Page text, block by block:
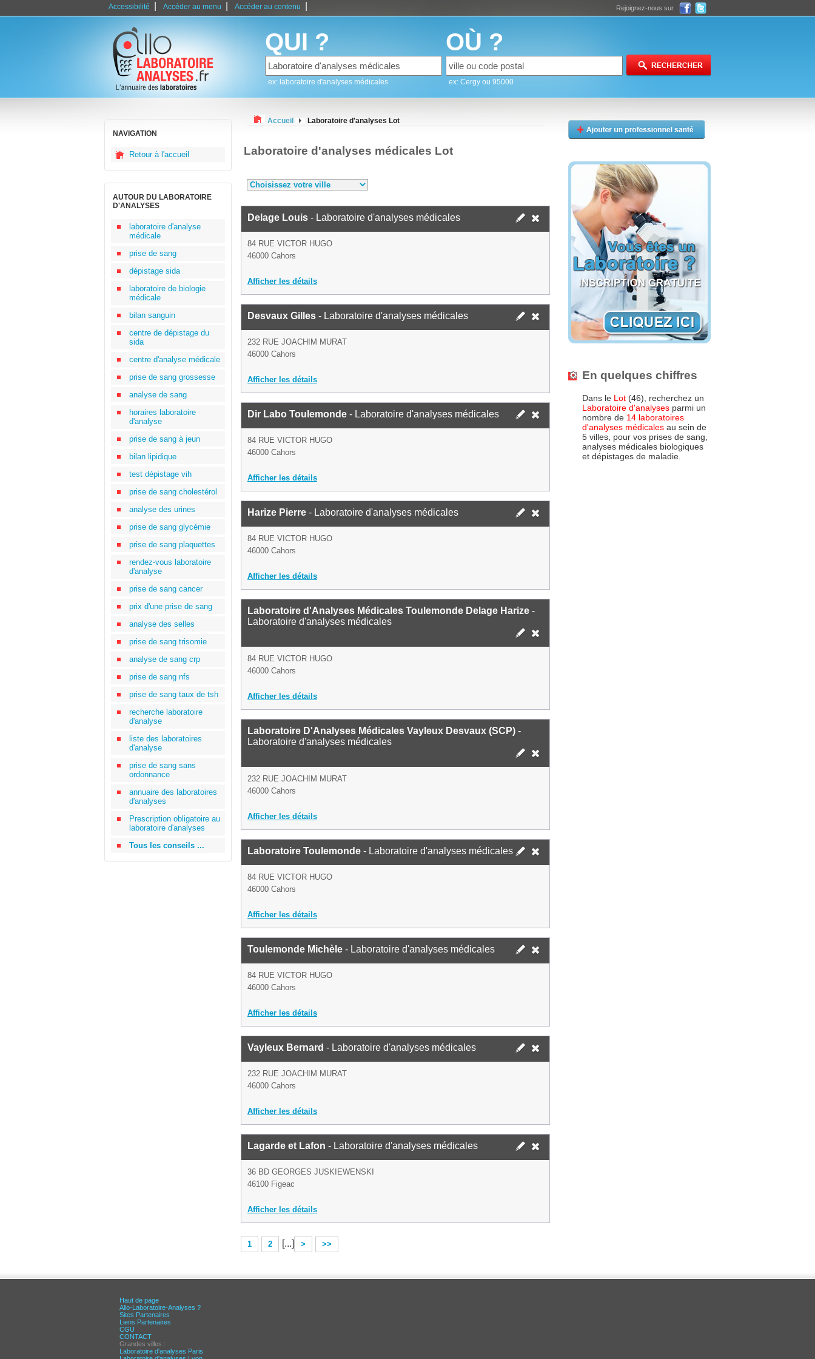
Accessibilité Accéder au menu Accéder au contenu Rejoignez-nous sur
QUI ?
ex: laboratoire d'analyses médicales
OÙ ?
ex: Cergy ou 95000
NAVIGATION
Retour à l'accueil
AUTOUR DU LABORATOIRE
D'ANALYSES
laboratoire d'analyse
médicale
prise de sang
dépistage sida
laboratoire de biologie
médicale
bilan sanguin
centre de dépistage du
sida
centre d'analyse médicale
prise de sang grossesse
analyse de sang
horaires laboratoire
d'analyse
prise de sang à jeun
bilan lipidique
test dépistage vih
prise de sang cholestérol
analyse des urines
prise de sang glycémie
prise de sang plaquettes
rendez-vous laboratoire
d'analyse
prise de sang cancer
prix d'une prise de sang
analyse des selles
prise de sang trisomie
analyse de sang crp
prise de sang nfs
prise de sang taux de tsh
recherche laboratoire
d'analyse
liste des laboratoires
d'analyse
prise de sang sans
ordonnance
annuaire des laboratoires
d'analyses
Prescription obligatoire au
laboratoire d'analyses
Tous les conseils ...
Accueil Laboratoire d'analyses Lot
Laboratoire d'analyses médicales Lot
Delage Louis - Laboratoire d'analyses médicales
84 RUE VICTOR HUGO
46000 Cahors
Afficher les détails
Desvaux Gilles - Laboratoire d'analyses médicales
232 RUE JOACHIM MURAT
46000 Cahors
Afficher les détails
Dir Labo Toulemonde - Laboratoire d'analyses médicales
84 RUE VICTOR HUGO
46000 Cahors
Afficher les détails
Harize Pierre - Laboratoire d'analyses médicales
84 RUE VICTOR HUGO
46000 Cahors
Afficher les détails
Laboratoire d'Analyses Médicales Toulemonde Delage Harize -
Laboratoire d'analyses médicales
84 RUE VICTOR HUGO
46000 Cahors
Afficher les détails
Laboratoire D'Analyses Médicales Vayleux Desvaux (SCP) -
Laboratoire d'analyses médicales
232 RUE JOACHIM MURAT
46000 Cahors
Afficher les détails
Laboratoire Toulemonde - Laboratoire d'analyses médicales
84 RUE VICTOR HUGO
46000 Cahors
Afficher les détails
Toulemonde Michèle - Laboratoire d'analyses médicales
84 RUE VICTOR HUGO
46000 Cahors
Afficher les détails
Vayleux Bernard - Laboratoire d'analyses médicales
232 RUE JOACHIM MURAT
46000 Cahors
Afficher les détails
Lagarde et Lafon - Laboratoire d'analyses médicales
36 BD GEORGES JUSKIEWENSKI
46100 Figeac
Afficher les détails
1 2 [...] > >>
En quelques chiffres
Dans le Lot (46), recherchez un
Laboratoire d'analyses parmi un
nombre de 14 laboratoires
d'analyses médicales au sein de
5 villes, pour vos prises de sang,
analyses médicales biologiques
et dépistages de maladie.
Haut de page
Allo-Laboratoire-Analyses ?
Sites Partenaires
Liens Partenaires
CGU
CONTACT
Grandes villes :
Laboratoire d'analyses Paris